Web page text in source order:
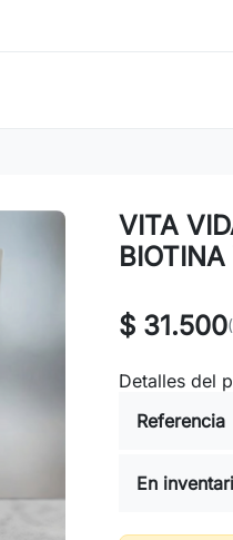
VITA
$ 31.500
Detalles del
Referencia
En